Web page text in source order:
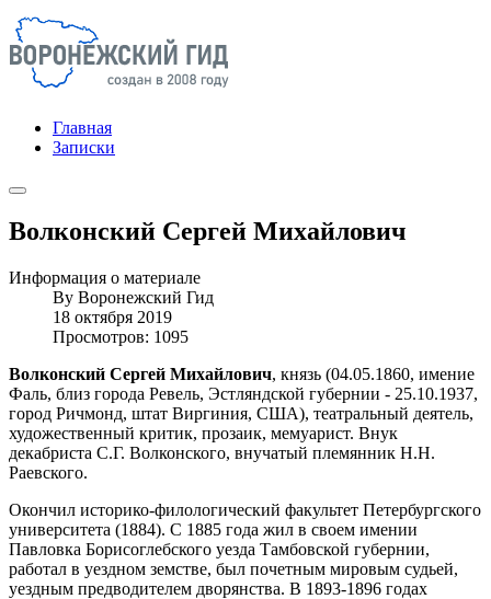
Главная
Записки
Волконский Сергей Михайлович
Информация о материале
By Воронежский Гид
18 октября 2019
Просмотров: 1095
Волконский Сергей Михайлович, князь (04.05.1860, имение
Фаль, близ города Ревель, Эстляндской губернии - 25.10.1937,
город Ричмонд, штат Виргиния, США), театральный деятель,
художественный критик, прозаик, мемуарист. Внук
декабриста С.Г. Волконского, внучатый племянник Н.Н.
Раевского.
Окончил историко-филологический факультет Петербургского
университета (1884). С 1885 года жил в своем имении
Павловка Борисоглебского уезда Тамбовской губернии,
работал в уездном земстве, был почетным мировым судьей,
уездным предводителем дворянства. В 1893-1896 годах